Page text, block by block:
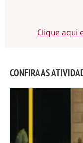
Clique aqui
CONFIRA AS